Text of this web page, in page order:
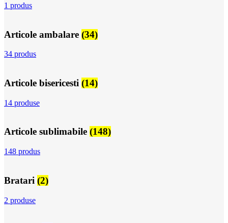
1 produs
Articole ambalare (34)
34 produs
Articole bisericesti (14)
14 produse
Articole sublimabile (148)
148 produs
Bratari (2)
2 produse